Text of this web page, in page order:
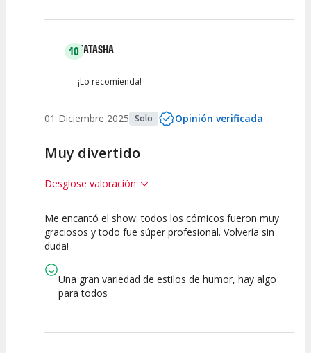
10NATASHA
¡Lo recomienda!
01 Diciembre 2025 Solo Opinión verificada
Muy divertido
Desglose valoración
10
Calidad del
10 10
Me encantó el show: todos los cómicos fueron muy
graciosos y todo fue súper profesional. Volvería sin
duda!
Una gran variedad de estilos de humor, hay algo
para todos